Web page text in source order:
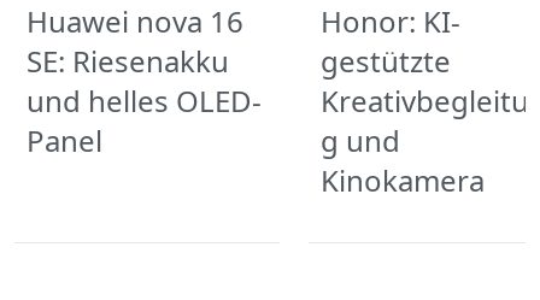
Huawei nova 16
SE: Riesenakku
und helles OLED-
Panel
Honor: KI-
gestützte
g und
Kinokamera